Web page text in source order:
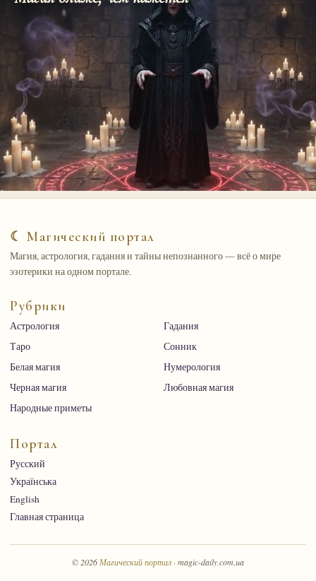
☾ Магический портал
Магия, астрология, гадания и тайны непознанного — всё о мире
эзотерики на одном портале.
Рубрики
Астрология
Гадания
Таро
Сонник
Белая магия
Нумерология
Черная магия
Любовная магия
Народные приметы
Портал
Русский
Українська
English
Главная страница
© 2026Магический портал · magic-daily.com.ua